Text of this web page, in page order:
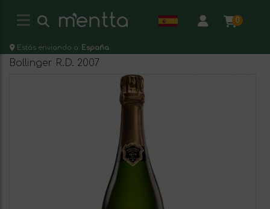
0
Estás enviando a: España
Bollinger R.D. 2007